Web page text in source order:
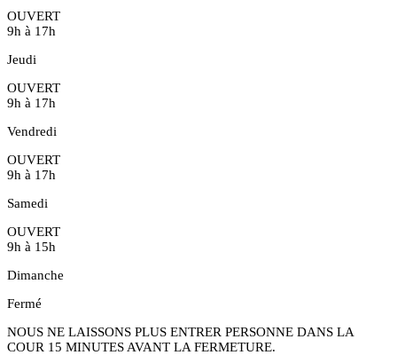
OUVERT
9h à 17h
Jeudi
OUVERT
9h à 17h
Vendredi
OUVERT
9h à 17h
Samedi
OUVERT
9h à 15h
Dimanche
Fermé
NOUS NE LAISSONS PLUS ENTRER PERSONNE DANS LA
COUR 15 MINUTES AVANT LA FERMETURE.